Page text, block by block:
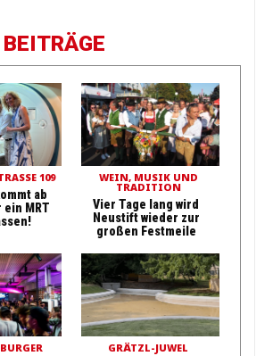
109
ab
ein MRT
WEIN, MUSIK UND
TRADITION
Vier Tage lang wird
Neustift wieder zur
großen Festmeile
GRÄTZL-JUWEL